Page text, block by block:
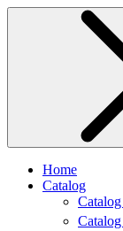
Home
Catalog